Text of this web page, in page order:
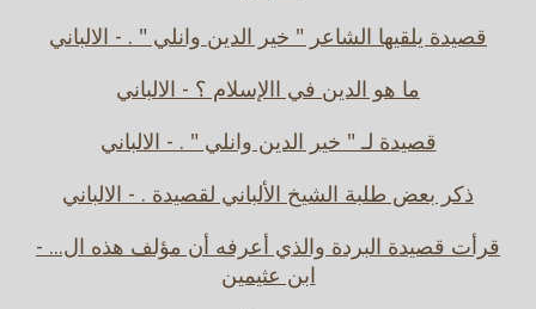
قصيدة يلقيها الشاعر " خير الدين وانلي " . - الالباني
ما هو الدين في االإسلام ؟ - الالباني
قصيدة لـ " خير الدين وانلي " . - الالباني
ذكر بعض طلبة الشيخ الألباني لقصيدة . - الالباني
قرأت قصيدة البردة والذي أعرفه أن مؤلف هذه ال... -
ابن عثيمين